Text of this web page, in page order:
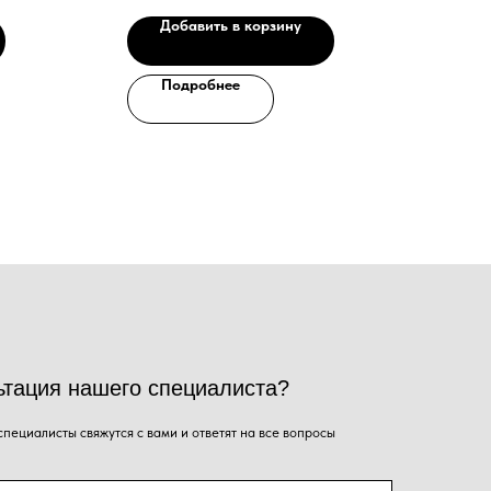
Зеркало заднего вида, Сигнал заднего хода,
Система OPS, USB разъём, Телематика (Система
дистанционного контроля), Крыша закаленное
стекло.
Добавить в корзину
Подробнее
с вами и ответят на все вопросы
специалиста?